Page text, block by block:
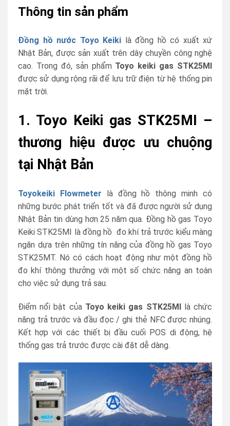
Thông tin sản phẩm
Đồng hồ nước Toyo Keiki là đồng hồ có xuất xứ
Nhật Bản, được sản xuất trên dây chuyền công nghệ
cao. Trong đó, sản phẩm Toyo keiki gas STK25MI
được sử dụng rộng rãi để lưu trữ điện từ hệ thống pin
mặt trời.
1. Toyo Keiki gas STK25MI –
thương hiệu được ưu chuộng
tại Nhật Bản
Toyokeiki Flowmeter là đồng hồ thông minh có
những bước phát triển tốt và đã được người sử dụng
Nhật Bản tin dùng hơn 25 năm qua. Đồng hồ gas Toyo
Keiki STK25MI là đồng hồ đo khí trả trước kiểu màng
ngăn dựa trên những tín năng của đồng hồ gas Toyo
STK25MT. Nó có cách hoạt động như một đồng hồ
đo khí thông thưởng với một số chức năng an toàn
cho việc sử dụng trả sau.
Điểm nổi bật của Toyo keiki gas STK25MIlà chức
năng trả trước và đầu đọc / ghi thẻ NFC được nhúng.
Kết hợp với các thiết bị đầu cuối POS di động, hệ
thống gas trả trước được cài đặt dễ dàng.